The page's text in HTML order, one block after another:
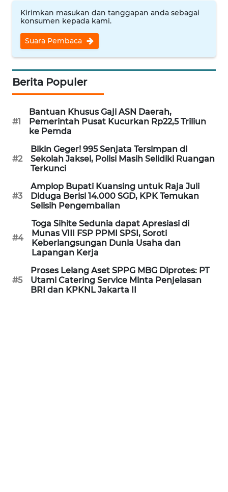
Kirimkan masukan dan tanggapan anda sebagai
konsumen kepada kami.
Suara Pembaca
Berita Populer
#1
Bantuan Khusus Gaji ASN Daerah,
Pemerintah Pusat Kucurkan Rp22,5 Triliun
ke Pemda
#2
Bikin Geger! 995 Senjata Tersimpan di
Sekolah Jaksel, Polisi Masih Selidiki Ruangan
Terkunci
#3
Amplop Bupati Kuansing untuk Raja Juli
Diduga Berisi 14.000 SGD, KPK Temukan
Selisih Pengembalian
#4
Toga Sihite Sedunia dapat Apresiasi di
Munas VIII FSP PPMI SPSI, Soroti
Keberlangsungan Dunia Usaha dan
Lapangan Kerja
#5
Proses Lelang Aset SPPG MBG Diprotes: PT
Utami Catering Service Minta Penjelasan
BRI dan KPKNL Jakarta II
WN
RIAU
WN
WN
WN
WN
WN
SULBAR
WN
BABEL